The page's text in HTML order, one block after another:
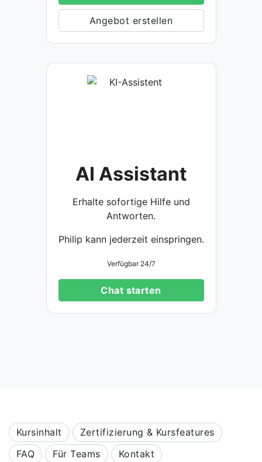
Angebot erstellen
AI Assistant
Erhalte sofortige Hilfe und
Antworten.
Philip kann jederzeit einspringen.
Verfügbar 24/7
Chat starten
Kursinhalt
Zertifizierung & Kursfeatures
FAQ
Für Teams Kontakt